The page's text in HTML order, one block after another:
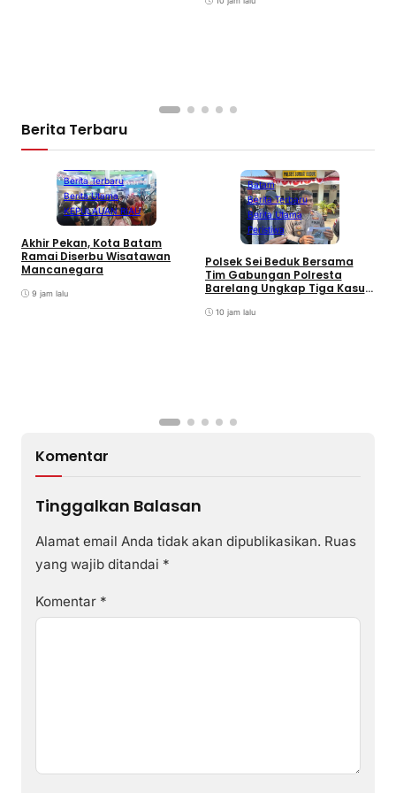
Berita Terbaru
Berita Terbaru
Berita Utama
KEPULAUAN RIAU
Akhir Pekan, Kota Batam
Ramai Diserbu Wisatawan
Mancanegara
9 jam lalu
Batam
Berita Terbaru
Berita Utama
Peristiwa
Polsek Sei Beduk Bersama
Tim Gabungan Polresta
Barelang Ungkap Tiga Kasus
10 jam lalu
Komentar
Tinggalkan Balasan
Alamat email Anda tidak akan dipublikasikan. Ruas
yang wajib ditandai *
Komentar *